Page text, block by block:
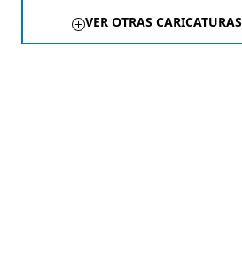
VER OTRAS CARICATURAS